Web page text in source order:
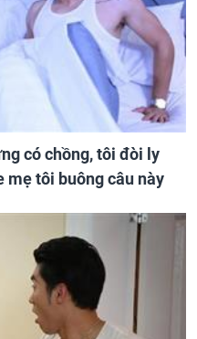
có chồng, tôi đòi ly
mẹ tôi buông câu này